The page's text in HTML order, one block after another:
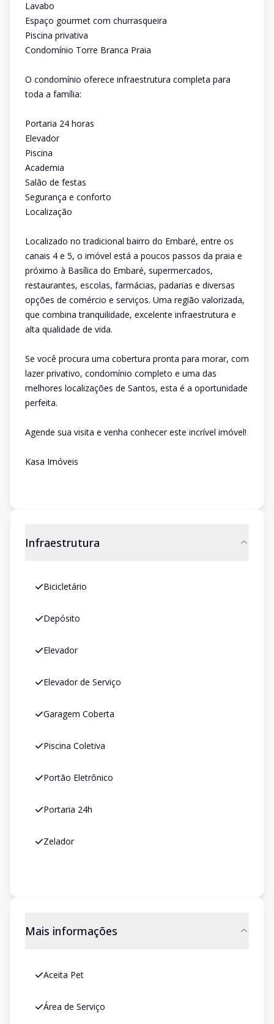
Lavabo
Espaço gourmet com churrasqueira
Piscina privativa
Condomínio Torre Branca Praia
O condomínio oferece infraestrutura completa para
toda a família:
Portaria 24 horas
Elevador
Piscina
Academia
Salão de festas
Segurança e conforto
Localização
Localizado no tradicional bairro do Embaré, entre os
canais 4 e 5, o imóvel está a poucos passos da praia e
próximo à Basílica do Embaré, supermercados,
restaurantes, escolas, farmácias, padarias e diversas
opções de comércio e serviços. Uma região valorizada,
que combina tranquilidade, excelente infraestrutura e
alta qualidade de vida.
Se você procura uma cobertura pronta para morar, com
lazer privativo, condomínio completo e uma das
melhores localizações de Santos, esta é a oportunidade
perfeita.
Agende sua visita e venha conhecer este incrível imóvel!
Kasa Imóveis
Infraestrutura
Bicicletário
Depósito
Elevador
Elevador de Serviço
Garagem Coberta
Piscina Coletiva
Portão Eletrônico
Portaria 24h
Zelador
Mais informações
Aceita Pet
Área de Serviço